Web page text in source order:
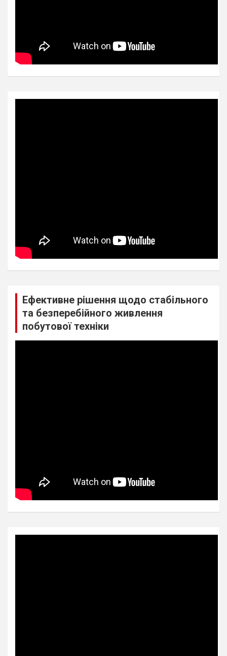
Ефективне рішення щодо стабільного
та безперебійного живлення
побутової техніки